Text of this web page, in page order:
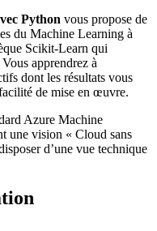
Python vous propose de
du Machine Learning à
Scikit-Learn qui
apprendrez à
dont les résultats vous
de mise en œuvre.
Azure Machine
une vision « Cloud sans
d’une vue technique